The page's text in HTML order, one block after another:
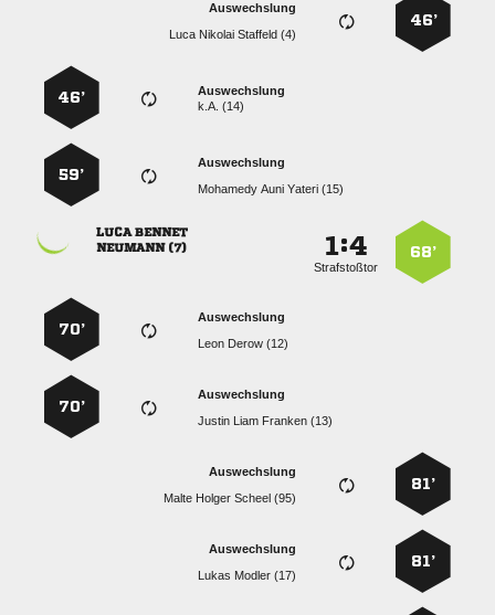
46’
Auswechslung
   
Auswechslung
k.A. (14)
46’
Auswechslung
   
59’
68’
:
Strafstoßtor
 
 
Auswechslung
  
70’
Auswechslung
   
70’
81’
Auswechslung
   
81’
Auswechslung
  